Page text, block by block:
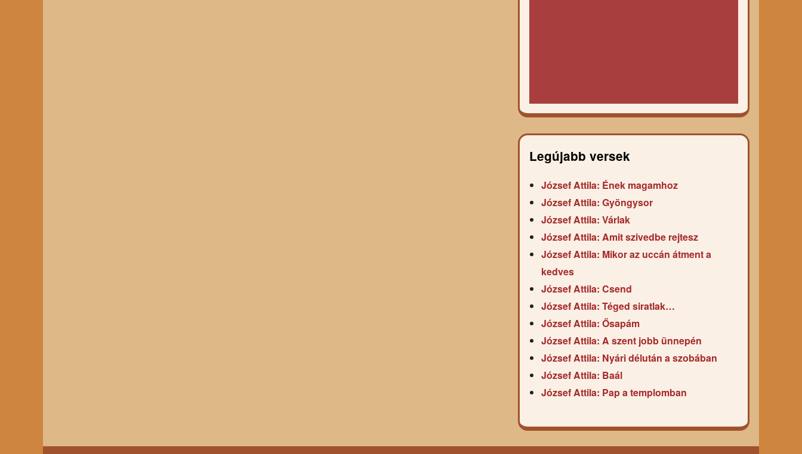
Legújabb versek
József Attila: Ének magamhoz
József Attila: Gyöngysor
József Attila: Várlak
József Attila: Amit szivedbe rejtesz
József Attila: Mikor az uccán átment a
kedves
József Attila: Csend
József Attila: Téged siratlak…
József Attila: Ősapám
József Attila: A szent jobb ünnepén
József Attila: Nyári délután a szobában
József Attila: Baál
József Attila: Pap a templomban